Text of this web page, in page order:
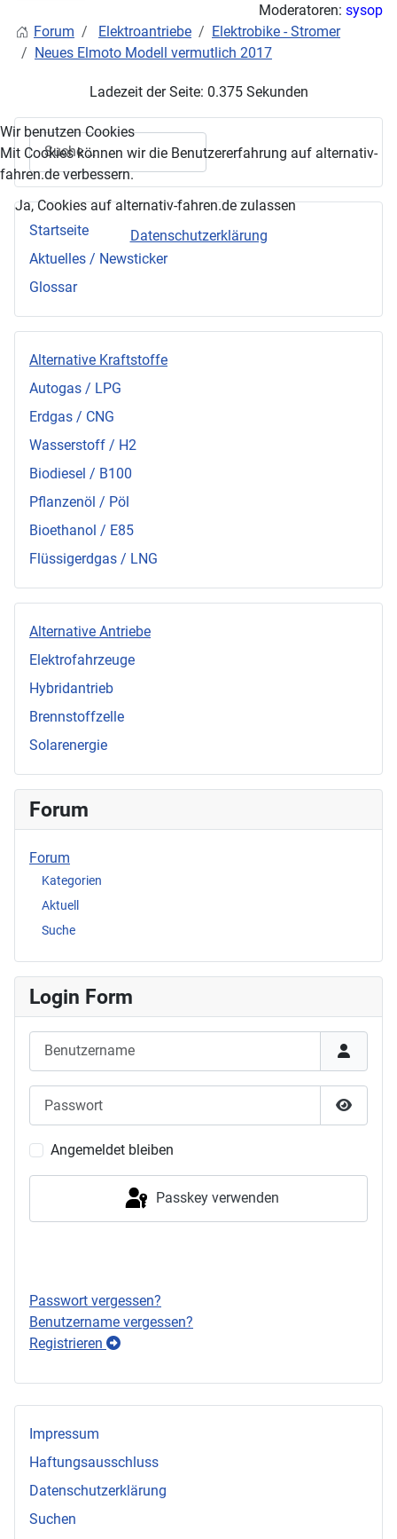
Moderatoren: sysop
Forum
Elektroantriebe
Elektrobike - Stromer
Neues Elmoto Modell vermutlich 2017
Ladezeit der Seite: 0.375 Sekunden
Suchen
Startseite
Aktuelles / Newsticker
Glossar
Alternative Kraftstoffe
Autogas / LPG
Erdgas / CNG
Wasserstoff / H2
Biodiesel / B100
Pflanzenöl / Pöl
Bioethanol / E85
Flüssigerdgas / LNG
Alternative Antriebe
Elektrofahrzeuge
Hybridantrieb
Brennstoffzelle
Solarenergie
Forum
Forum
Kategorien
Aktuell
Suche
Login Form
Benutzername
Angemeldet bleiben
Passkey verwenden
Passwort vergessen?
Benutzername vergessen?
Registrieren
Impressum
Haftungsausschluss
Datenschutzerklärung
Suchen
Wir benutzen Cookies
Mit Cookies können wir die Benutzererfahrung auf alternativ-
fahren.de verbessern.
Ja, Cookies auf alternativ-fahren.de zulassen
Datenschutzerklärung